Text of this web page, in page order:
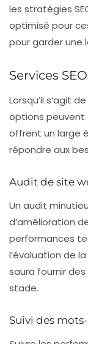
les stratégies
optimisé pour
pour garder une
Services
Lorsqu’il s’agit
options peuvent
offrent un large
répondre aux
Audit de site
Un audit
d’amélioration
performances
l’évaluation de
saura fournir
stade.
Suivi des